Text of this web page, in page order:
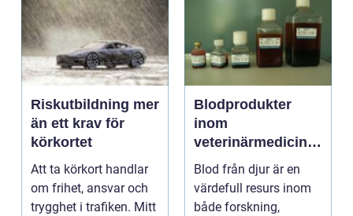
Riskutbildning mer
än ett krav för
körkortet
Att ta körkort handlar
om frihet, ansvar och
trygghet i trafiken. Mitt
Blodprodukter
inom
veterinärmedicin
funktion, kvalitet
och användning
Blod från djur är en
värdefull resurs inom
både forskning,